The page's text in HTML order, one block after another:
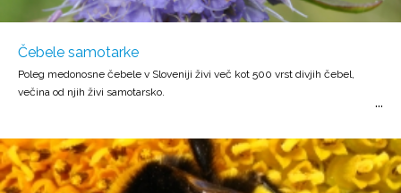
Čebele samotarke
Poleg medonosne čebele v Sloveniji živi več kot 500 vrst divjih čebel,
večina od njih živi samotarsko.